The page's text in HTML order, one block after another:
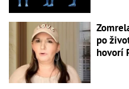
po
hovorí